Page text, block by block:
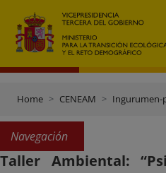
Home CENEAM Ingurumen-
Navegación
Taller Ambiental: